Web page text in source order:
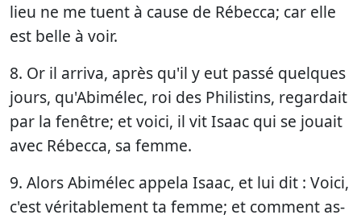
lieu ne me tuent à cause de Rébecca; car elle
est belle à voir.
8. Or il arriva, après qu'il y eut passé quelques
jours, qu'Abimélec, roi des Philistins, regardait
par la fenêtre; et voici, il vit Isaac qui se jouait
avec Rébecca, sa femme.
9. Alors Abimélec appela Isaac, et lui dit : Voici,
c'est véritablement ta femme; et comment as-